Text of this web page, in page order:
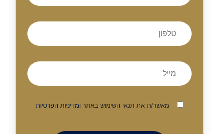
מאשר/ת את תנאי השימוש באתר ומדיניות הפרטיות